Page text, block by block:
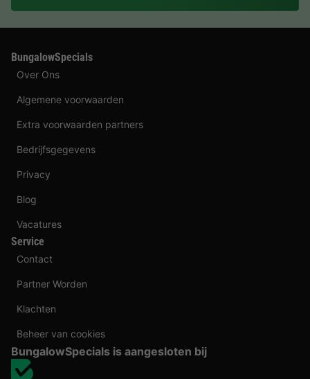
BungalowSpecials
Over Ons
Algemene voorwaarden
Extra voorwaarden partners
Bedrijfsgegevens
Privacy
Blog
Vacatures
Service
Contact
Partner Worden
Klachten
Beheer van cookies
BungalowSpecials is aangesloten bij